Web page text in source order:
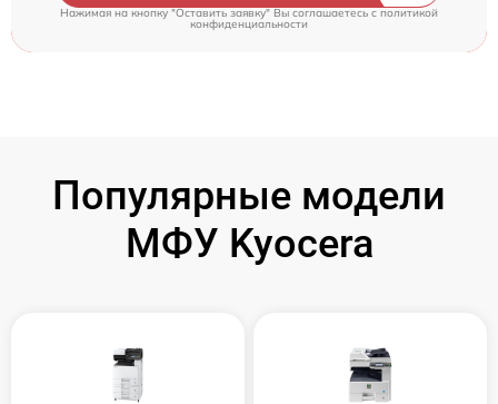
Нажимая на кнопку "Оставить заявку" Вы соглашаетесь c политикой
конфиденциальности
Популярные модели
МФУ Kyocera